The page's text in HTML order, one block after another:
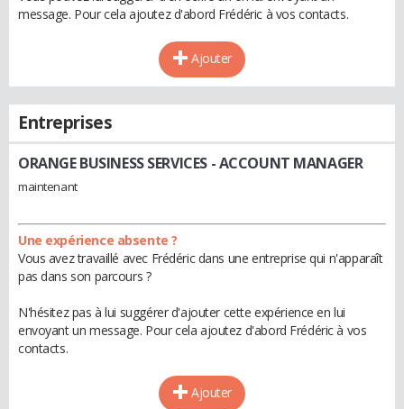
message. Pour cela ajoutez d'abord Frédéric à vos contacts.
Ajouter
Entreprises
ORANGE BUSINESS SERVICES- ACCOUNT MANAGER
maintenant
Une expérience absente ?
Vous avez travaillé avec Frédéric dans une entreprise qui n'apparaît
pas dans son parcours ?
N'hésitez pas à lui suggérer d'ajouter cette expérience en lui
envoyant un message. Pour cela ajoutez d'abord Frédéric à vos
contacts.
Ajouter